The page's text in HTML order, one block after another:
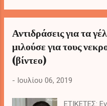
«έμφρονος
δεύτερο
τοποθεσία
Αντιδράσεις για τα
μιλούσε για τους
(βίντεο)
- Ιουλίου 06, 2019
ΕΤΙΚΕΤΕΣ: